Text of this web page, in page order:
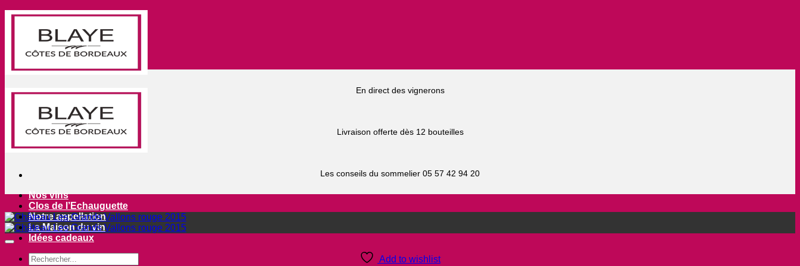
Passer
au
Nos vins
Clos de l’Echauguette
Notre appellation
La Maison du vin
Idées cadeaux
En direct des vignerons
Livraison offerte dès 12 bouteilles
Les conseils du sommelier 05 57 42 94 20
Add to wishlist